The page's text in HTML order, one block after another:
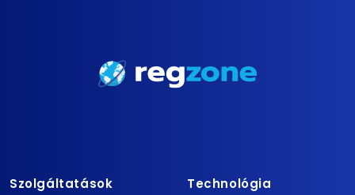
Szolgáltatások Technológia